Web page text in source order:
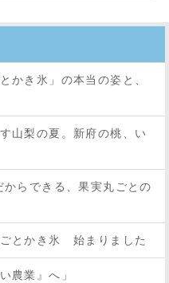
かき氷」の本当の姿と、
山梨の夏。新府の桃、い
らできる、果実丸ごとの
とかき氷 始まりました
農業』へ」